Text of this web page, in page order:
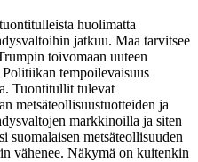
huolimatta
jatkuu. Maa tarvitsee
toivomaan uuteen
tempoilevaisuus
Tuontitullit tulevat
metsäteollisuustuotteiden ja
markkinoilla ja siten
suomalaisen metsäteollisuuden
vähenee. Näkymä on kuitenkin